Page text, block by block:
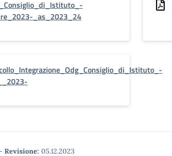
_as_2023_24
- Revisione: 05.12.2023